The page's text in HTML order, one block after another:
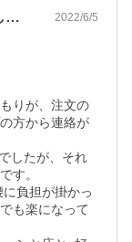
サイズオーダーが出来る商品を購入したつ… 2022/6/5
りが、注文の
方から連絡が
したが、それ
す。
負担が掛かっ
も楽になって